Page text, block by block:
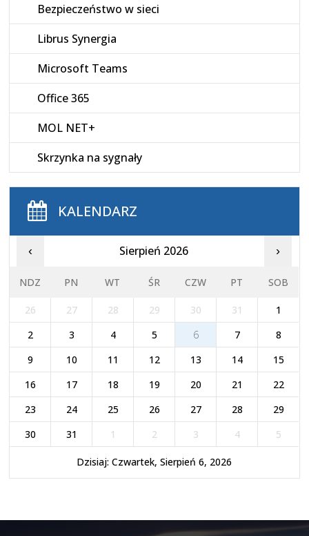
Bezpieczeństwo w sieci
Librus Synergia
Microsoft Teams
Office 365
MOL NET+
Skrzynka na sygnały
KALENDARZ
‹ Sierpień 2026 ›
NDZ PN WT ŚR CZW PT SOB
26 27 28 29 30 31
1
2
3 4 5 6 7
8
9
10 11 12 13 14
15
16
17 18 19 20 21
22
23
24 25 26 27 28
29
30
31 1 2 3 4 5
Dzisiaj: Czwartek, Sierpień 6, 2026